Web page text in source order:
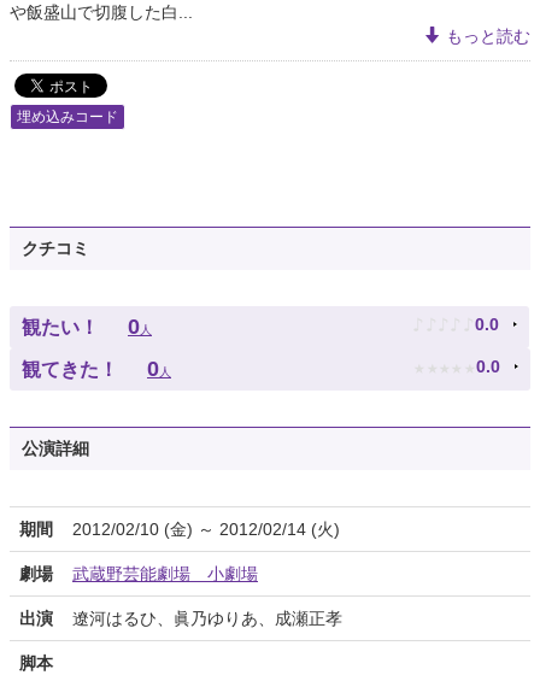
や飯盛山で切腹した白...
もっと読む
埋め込みコード
クチコミ
観たい！ 0人 ♪ ♪ ♪ ♪ ♪ 0.0
観てきた！ 0人 ★ ★ ★ ★ ★ 0.0
公演詳細
期間 2012/02/10 (金) ～ 2012/02/14 (火)
劇場 武蔵野芸能劇場 小劇場
出演 遼河はるひ、眞乃ゆりあ、成瀬正孝
脚本